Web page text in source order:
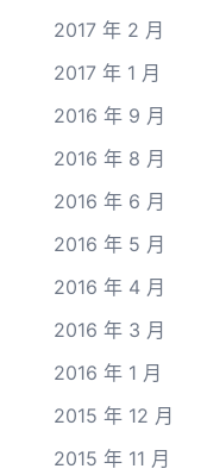
2017 年 2 月
2017 年 1 月
2016 年 9 月
2016 年 8 月
2016 年 6 月
2016 年 5 月
2016 年 4 月
2016 年 3 月
2016 年 1 月
2015 年 12 月
2015 年 11 月